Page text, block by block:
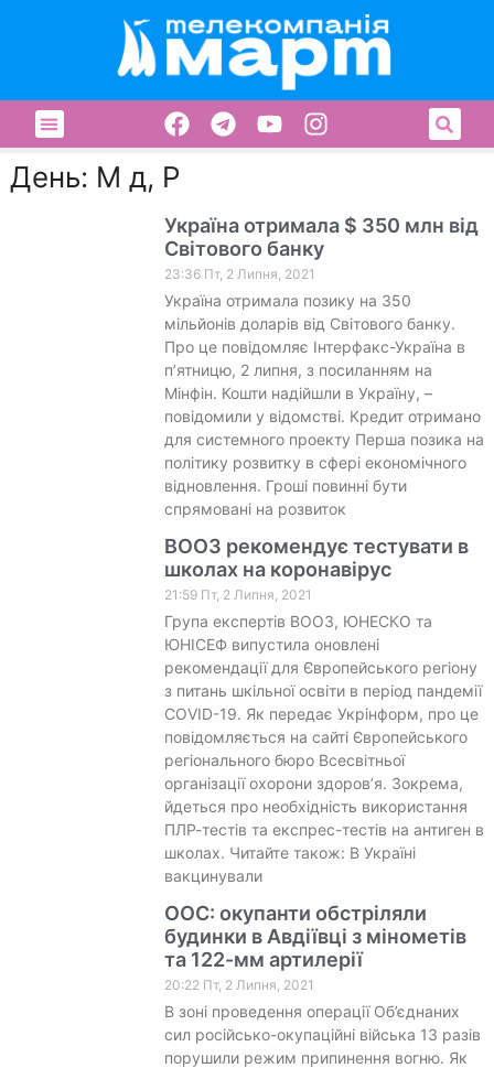
День: М д, Р
Україна отримала $ 350 млн від
Світового банку
23:36 Пт, 2 Липня, 2021
Україна отримала позику на 350
мільйонів доларів від Світового банку.
Про це повідомляє Інтерфакс-Україна в
п’ятницю, 2 липня, з посиланням на
Мінфін. Кошти надійшли в Україну, –
повідомили у відомстві. Кредит отримано
для системного проекту Перша позика на
політику розвитку в сфері економічного
відновлення. Гроші повинні бути
спрямовані на розвиток
ВООЗ рекомендує тестувати в
школах на коронавірус
21:59 Пт, 2 Липня, 2021
Група експертів ВООЗ, ЮНЕСКО та
ЮНІСЕФ випустила оновлені
рекомендації для Європейського регіону
з питань шкільної освіти в період пандемії
COVID-19. Як передає Укрінформ, про це
повідомляється на сайті Європейського
регіонального бюро Всесвітньої
організації охорони здоров’я. Зокрема,
йдеться про необхідність використання
ПЛР-тестів та експрес-тестів на антиген в
школах. Читайте також: В Україні
вакцинували
ООС: окупанти обстріляли
будинки в Авдіївці з мінометів
та 122-мм артилерії
20:22 Пт, 2 Липня, 2021
В зоні проведення операції Об’єднаних
сил російсько-окупаційні війська 13 разів
порушили режим припинення вогню. Як